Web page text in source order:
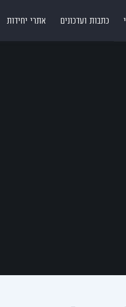
כתבות ועדכונים אתרי יחידות